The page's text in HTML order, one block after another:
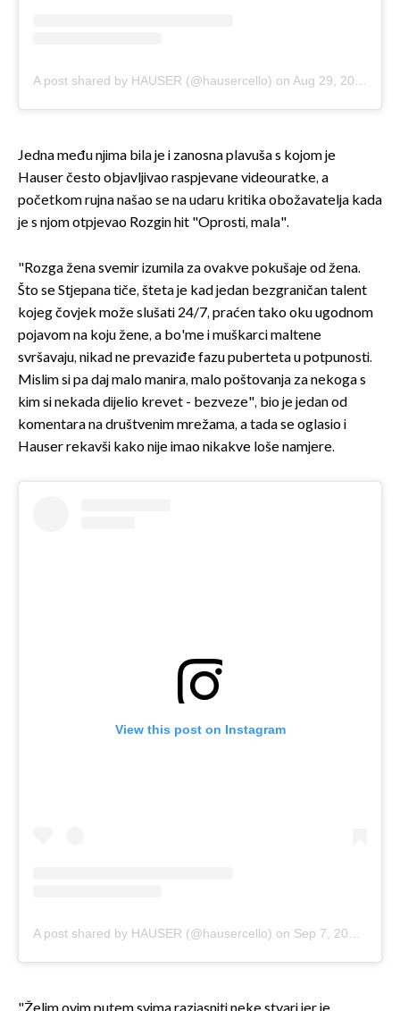
A post shared by HAUSER (@hausercello) on Aug 29, 2018 at 10:49am PDT
Jedna među njima bila je i zanosna plavuša s kojom je
Hauser često objavljivao raspjevane videouratke, a
početkom rujna našao se na udaru kritika obožavatelja kada
je s njom otpjevao Rozgin hit "Oprosti, mala".
"Rozga žena svemir izumila za ovakve pokušaje od žena.
Što se Stjepana tiče, šteta je kad jedan bezgraničan talent
kojeg čovjek može slušati 24/7, praćen tako oku ugodnom
pojavom na koju žene, a bo'me i muškarci maltene
svršavaju, nikad ne prevaziđe fazu puberteta u potpunosti.
Mislim si pa daj malo manira, malo poštovanja za nekoga s
kim si nekada dijelio krevet - bezveze", bio je jedan od
komentara na društvenim mrežama, a tada se oglasio i
Hauser rekavši kako nije imao nikakve loše namjere.
View this post on Instagram
A post shared by HAUSER (@hausercello) on Sep 7, 2018 at 6:19am PDT